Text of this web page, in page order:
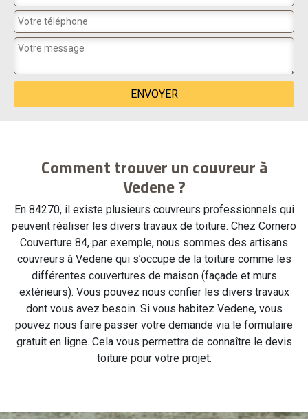
Comment trouver un couvreur à
Vedene ?
En 84270, il existe plusieurs couvreurs professionnels qui
peuvent réaliser les divers travaux de toiture. Chez Cornero
Couverture 84, par exemple, nous sommes des artisans
couvreurs à Vedene qui s’occupe de la toiture comme les
différentes couvertures de maison (façade et murs
extérieurs). Vous pouvez nous confier les divers travaux
dont vous avez besoin. Si vous habitez Vedene, vous
pouvez nous faire passer votre demande via le formulaire
gratuit en ligne. Cela vous permettra de connaître le devis
toiture pour votre projet.